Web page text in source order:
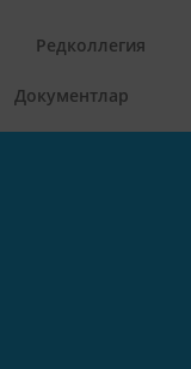
Редколлегия
Документлар